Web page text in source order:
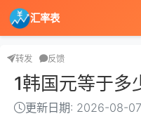
汇率表
转发 反馈
1韩国元等于多
更新日期: 2026-08-